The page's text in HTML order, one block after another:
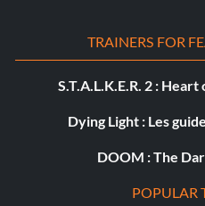
TRAINERS FOR
S.T.A.L.K.E.R. 2 :
Dying Light : Les
DOOM : The
POPULAR